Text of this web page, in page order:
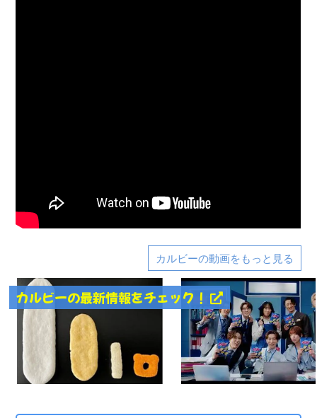
カルビーの動画をもっと見る
カルビーの最新情報をチェック！